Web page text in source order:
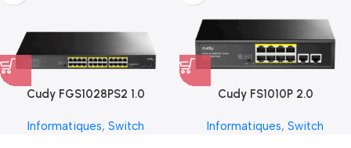
Cudy FGS1028PS2 1.0
Informatiques, Switch
Cudy FS1010P 2.0
Informatiques, Switch